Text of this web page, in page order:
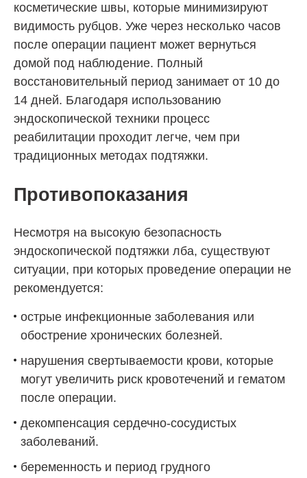
косметические швы, которые минимизируют
видимость рубцов. Уже через несколько часов
после операции пациент может вернуться
домой под наблюдение. Полный
восстановительный период занимает от 10 до
14 дней. Благодаря использованию
эндоскопической техники процесс
реабилитации проходит легче, чем при
традиционных методах подтяжки.
Противопоказания
Несмотря на высокую безопасность
эндоскопической подтяжки лба, существуют
ситуации, при которых проведение операции не
рекомендуется:
острые инфекционные заболевания или
обострение хронических болезней.
нарушения свертываемости крови, которые
могут увеличить риск кровотечений и гематом
после операции.
декомпенсация сердечно-сосудистых
заболеваний.
беременность и период грудного